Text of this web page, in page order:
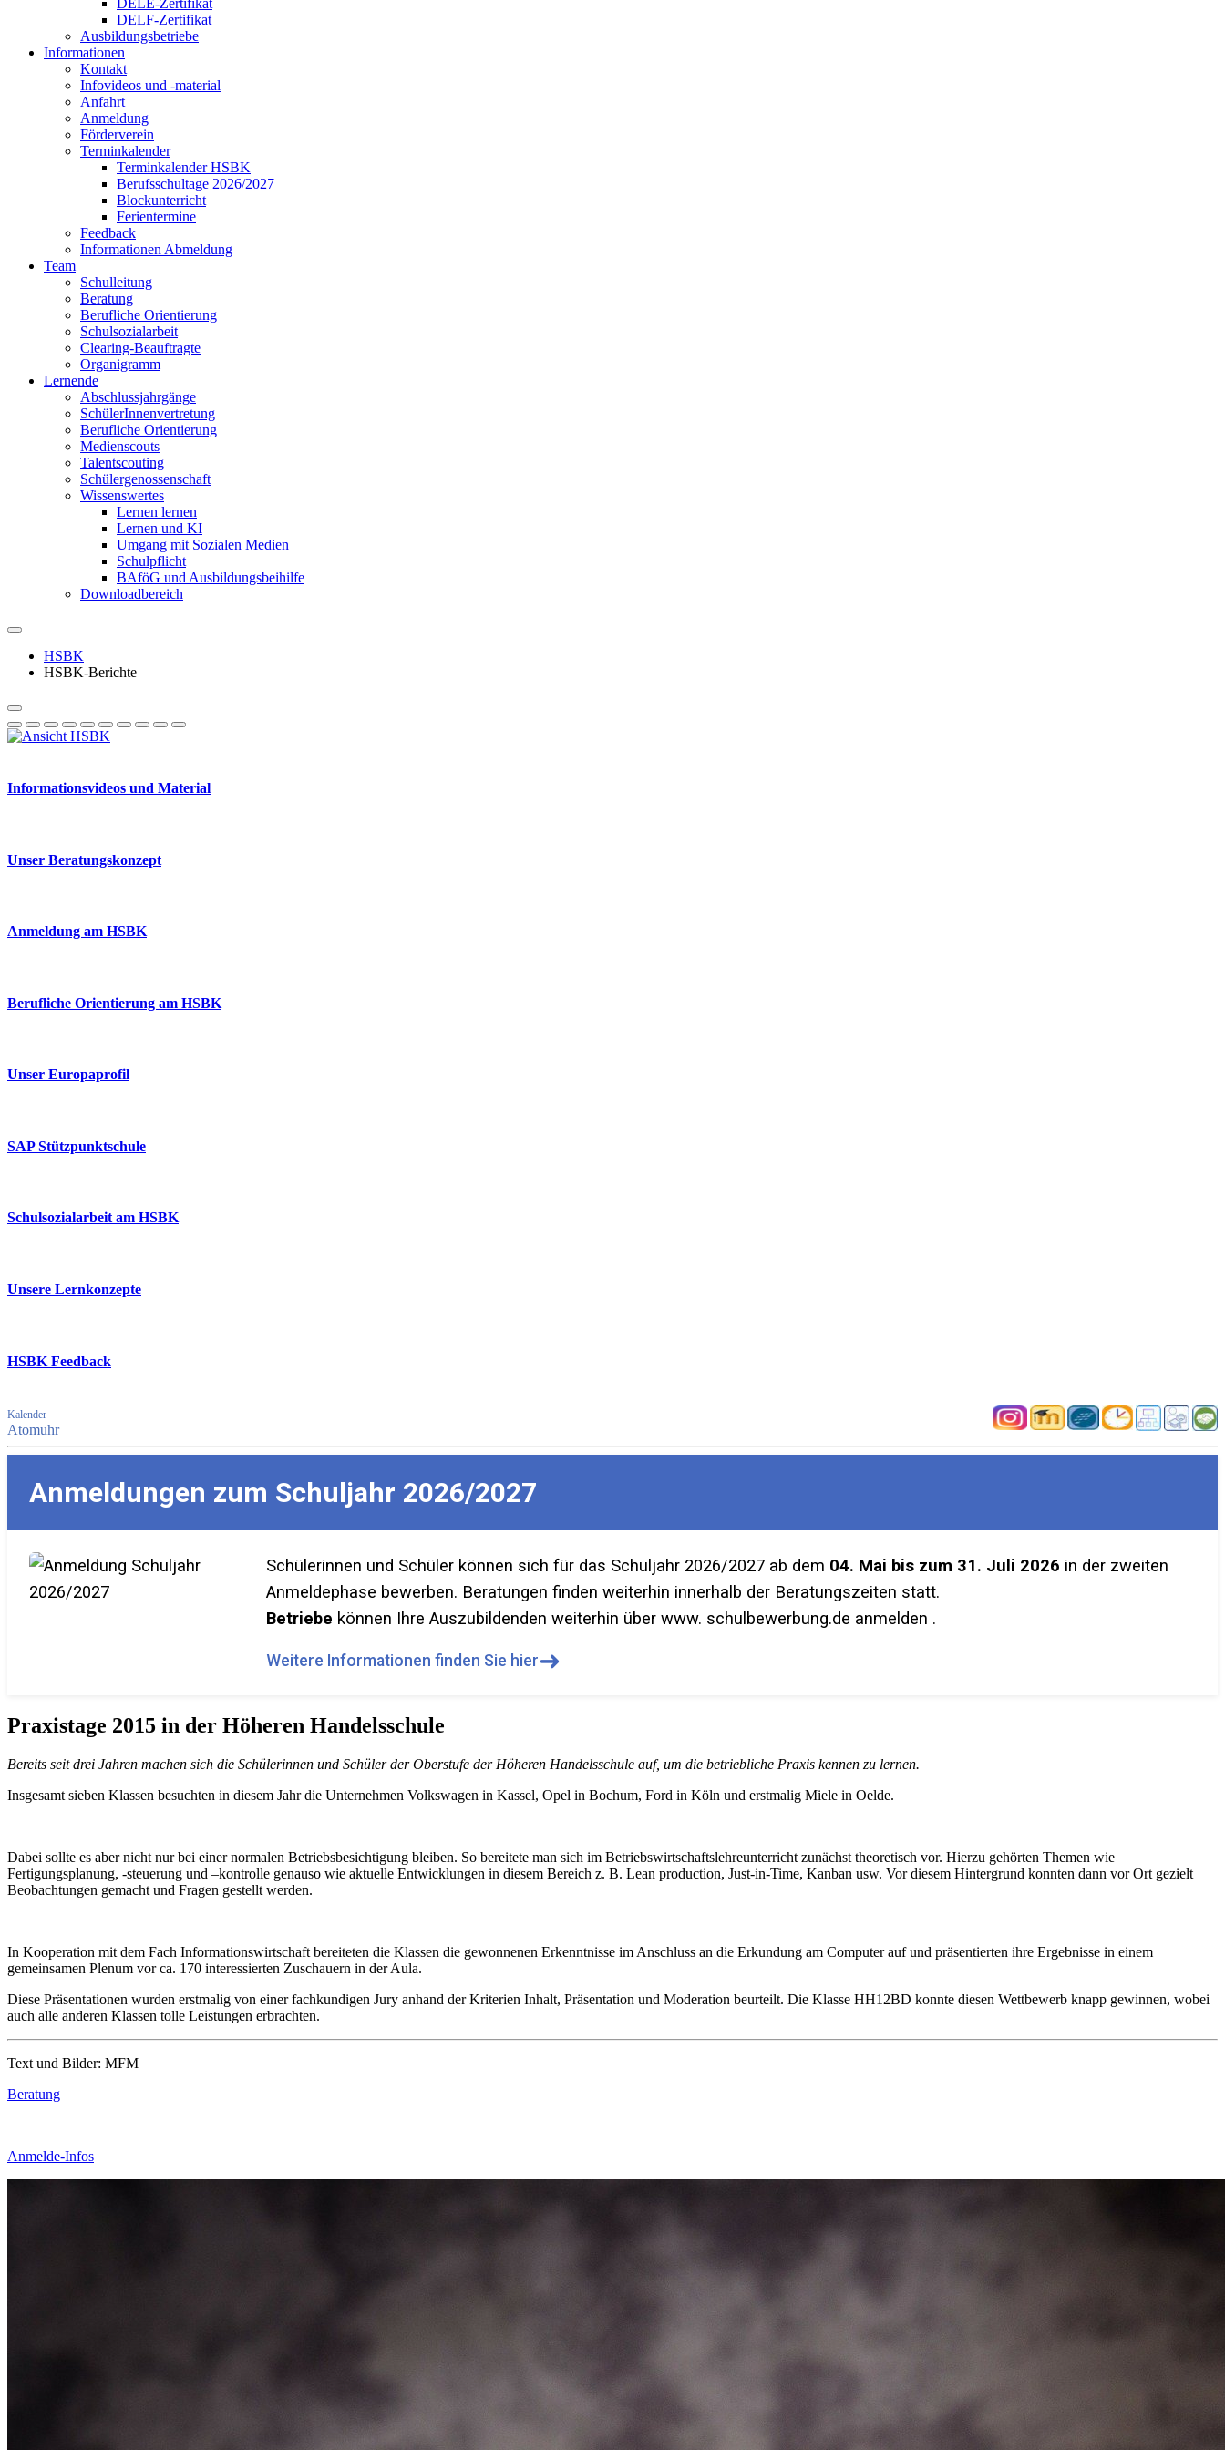
DELE-Zertifikat
DELF-Zertifikat
Ausbildungsbetriebe
Informationen
Kontakt
Infovideos und -material
Anfahrt
Anmeldung
Förderverein
Terminkalender
Terminkalender HSBK
Berufsschultage 2026/2027
Blockunterricht
Ferientermine
Feedback
Informationen Abmeldung
Team
Schulleitung
Beratung
Berufliche Orientierung
Schulsozialarbeit
Clearing-Beauftragte
Organigramm
Lernende
Abschlussjahrgänge
SchülerInnenvertretung
Berufliche Orientierung
Medienscouts
Talentscouting
Schüler­genossen­schaft
Wissenswertes
Lernen lernen
Lernen und KI
Umgang mit Sozialen Medien
Schulpflicht
BAföG und Ausbildungsbeihilfe
Downloadbereich
HSBK
HSBK-Berichte
Informationsvideos und Material
Unser Beratungskonzept
Anmeldung am HSBK
Berufliche Orientierung am HSBK
Unser Europaprofil
SAP Stützpunktschule
Schulsozialarbeit am HSBK
Unsere Lernkonzepte
HSBK Feedback
Kalender
Atomuhr
Anmeldungen zum Schuljahr 2026/2027
Schülerinnen und Schüler können sich für das Schuljahr 2026/2027 ab dem 04. Mai bis zum 31. Juli 2026 in der zweiten
Anmeldephase bewerben. Beratungen finden weiterhin innerhalb der Beratungszeiten statt.
Betriebe können Ihre Auszubildenden weiterhin über www. schulbewerbung.de anmelden .
Weitere Informationen finden Sie hier➜
Praxistage 2015 in der Höheren Handelsschule
Bereits seit drei Jahren machen sich die Schülerinnen und Schüler der Oberstufe der Höheren Handelsschule auf, um die betriebliche Praxis kennen zu lernen.
Insgesamt sieben Klassen besuchten in diesem Jahr die Unternehmen Volkswagen in Kassel, Opel in Bochum, Ford in Köln und erstmalig Miele in Oelde.
Dabei sollte es aber nicht nur bei einer normalen Betriebsbesichtigung bleiben. So bereitete man sich im Betriebswirtschaftslehreunterricht zunächst theoretisch vor. Hierzu gehörten Themen wie
Fertigungsplanung, -steuerung und –kontrolle genauso wie aktuelle Entwicklungen in diesem Bereich z. B. Lean production, Just-in-Time, Kanban usw. Vor diesem Hintergrund konnten dann vor Ort gezielt
Beobachtungen gemacht und Fragen gestellt werden.
In Kooperation mit dem Fach Informationswirtschaft bereiteten die Klassen die gewonnenen Erkenntnisse im Anschluss an die Erkundung am Computer auf und präsentierten ihre Ergebnisse in einem
gemeinsamen Plenum vor ca. 170 interessierten Zuschauern in der Aula.
Diese Präsentationen wurden erstmalig von einer fachkundigen Jury anhand der Kriterien Inhalt, Präsentation und Moderation beurteilt. Die Klasse HH12BD konnte diesen Wettbewerb knapp gewinnen, wobei
auch alle anderen Klassen tolle Leistungen erbrachten.
Text und Bilder: MFM
Beratung
Anmelde-Infos